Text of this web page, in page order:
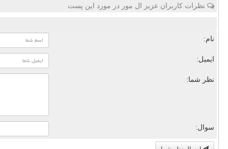
نظرات کاربران عزیز ال مور در مورد این پست
نام:
ایمیل:
نظر شما:
سوال: